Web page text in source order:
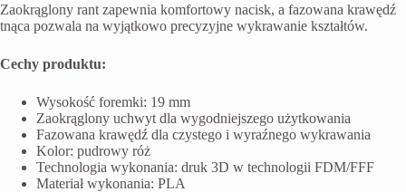
Zaokrąglony rant zapewnia komfortowy nacisk, a fazowana krawędź
tnąca pozwala na wyjątkowo precyzyjne wykrawanie kształtów.
Cechy produktu:
Wysokość foremki: 19 mm
Zaokrąglony uchwyt dla wygodniejszego użytkowania
Fazowana krawędź dla czystego i wyraźnego wykrawania
Kolor: pudrowy róż
Technologia wykonania: druk 3D w technologii FDM/FFF
Materiał wykonania: PLA